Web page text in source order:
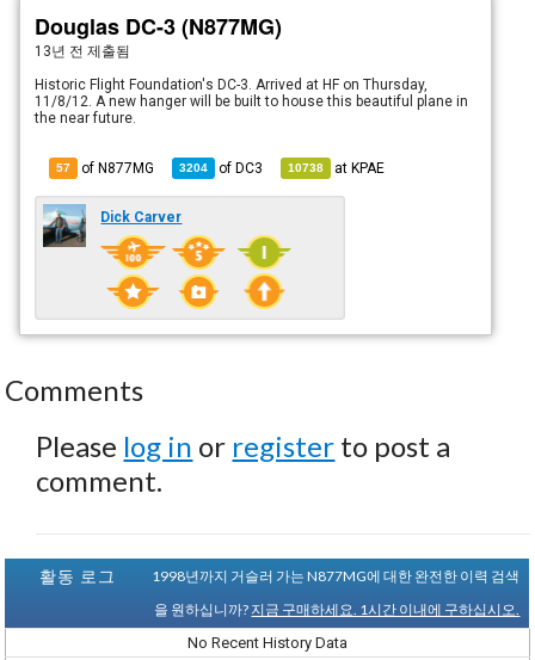
Douglas DC-3 (N877MG)
13년 전 제출됨
Historic Flight Foundation's DC-3. Arrived at HF on Thursday,
11/8/12. A new hanger will be built to house this beautiful plane in
the near future.
57 of N877MG 3204 ofDC3 10738 atKPAE
Dick Carver
Comments
Please log in or register to post a
comment.
활동 로그
1998년까지 거슬러 가는 N877MG에 대한 완전한 이력 검색
을 원하십니까? 지금 구매하세요. 1시간 이내에 구하십시오.
No Recent History Data